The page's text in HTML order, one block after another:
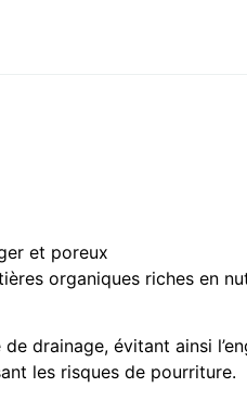
et poreux
organiques riches en
drainage, évitant ainsi
les risques de pourriture.